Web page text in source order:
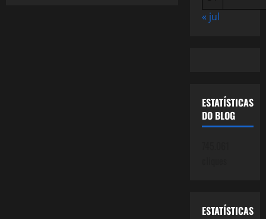
« jul
ESTATÍSTICAS
DO BLOG
ESTATÍSTICAS